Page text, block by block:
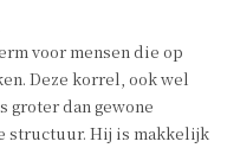
voor mensen die op
Deze korrel, ook wel
groter dan gewone
structuur. Hij is makkelijk